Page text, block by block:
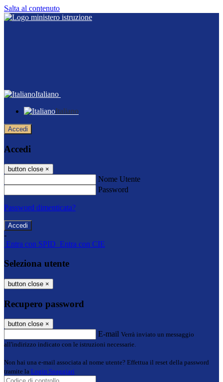
Salta al contenuto
Italiano
Italiano
Accedi
Accedi
button close ×
Nome Utente
Password
Password dimenticata?
-
Entra con SPID Entra con CIE
Seleziona utente
button close ×
Recupero password
button close ×
E-mail Verrà inviato un messaggio
all'indirizzo indicato con le istruzioni necessarie.
Non hai una e-mail associata al nome utente? Effettua il reset della password
tramite la Login Spaggiari